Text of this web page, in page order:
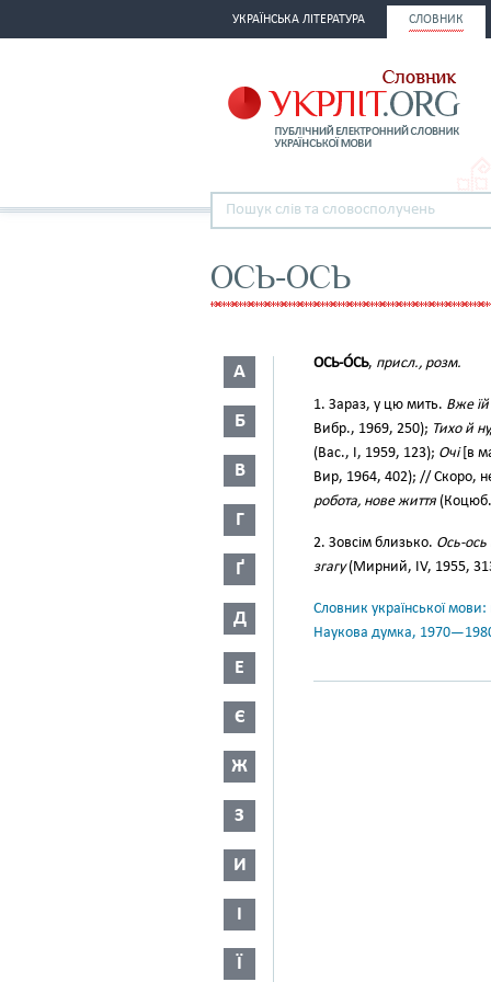
УКРАЇНСЬКА ЛІТЕРАТУРА СЛОВНИК
ОСЬ-ОСЬ
А
Б
В
Г
Ґ
Д
Е
Є
Ж
З
И
І
Ї
ОСЬ-О́СЬ, присл., розм.
1. Зараз, у цю мить. Вже їй
Вибр., 1969, 250); Тихо й
(Вас., І, 1959, 123); Очі[в
Вир, 1964, 402); // Скоро,
робота, нове життя
2. Зовсім близько. Ось-ось
згагу(Мирний, IV, 1955,
Словник української
Наукова думка,